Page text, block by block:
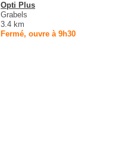
Opti Plus
Grabels
3.4 km
Fermé, ouvre à 9h30